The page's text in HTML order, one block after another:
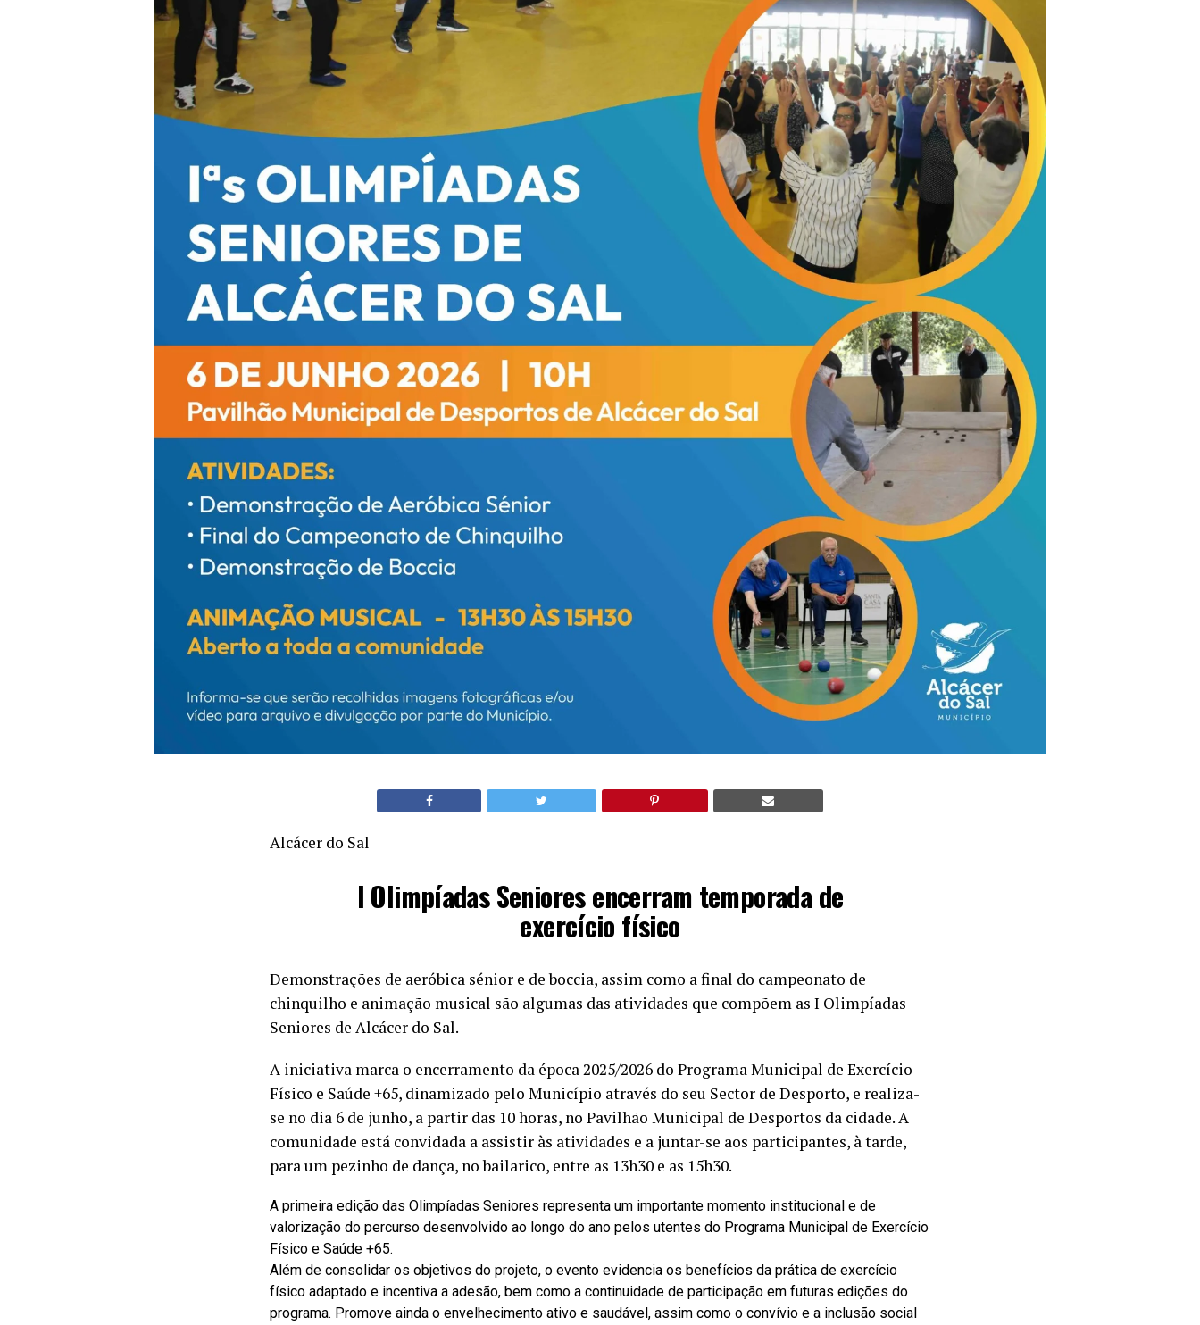
Alcácer do Sal
I Olimpíadas Seniores encerram temporada de
exercício físico
Demonstrações de aeróbica sénior e de boccia, assim como a final do campeonato de
chinquilho e animação musical são algumas das atividades que compõem as I Olimpíadas
Seniores de Alcácer do Sal.
A iniciativa marca o encerramento da época 2025/2026 do Programa Municipal de Exercício
Físico e Saúde +65, dinamizado pelo Município através do seu Sector de Desporto, e realiza-
se no dia 6 de junho, a partir das 10 horas, no Pavilhão Municipal de Desportos da cidade. A
comunidade está convidada a assistir às atividades e a juntar-se aos participantes, à tarde,
para um pezinho de dança, no bailarico, entre as 13h30 e as 15h30.
A primeira edição das Olimpíadas Seniores representa um importante momento institucional e de
valorização do percurso desenvolvido ao longo do ano pelos utentes do Programa Municipal de Exercício
Físico e Saúde +65.
Além de consolidar os objetivos do projeto, o evento evidencia os benefícios da prática de exercício
físico adaptado e incentiva a adesão, bem como a continuidade de participação em futuras edições do
programa. Promove ainda o envelhecimento ativo e saudável, assim como o convívio e a inclusão social